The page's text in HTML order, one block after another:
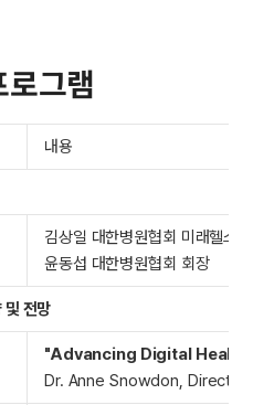
그램
내용
김상일 대한병원협회 미래헬스
윤동섭 대한병원협회 회장
및 전망
"Advancing Digital
Dr. Anne Snowdon,